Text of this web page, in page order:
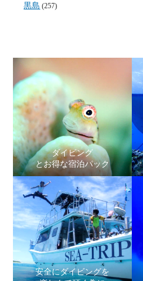
黒島 (257)
ダイビング
とお得な宿泊パック
安全にダイビングを